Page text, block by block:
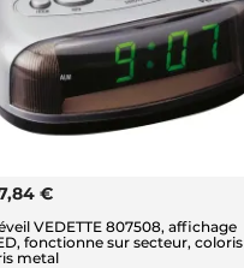
€
VEDETTE 807508, affichage
fonctionne sur secteur, coloris
metal